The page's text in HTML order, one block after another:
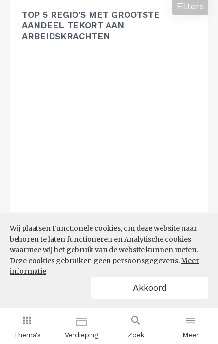
Thema's Verdieping Zoek Meer
Wij plaatsen Functionele cookies, om deze website naar
behoren te laten functioneren en Analytische cookies
waarmee wij het gebruik van de website kunnen meten.
Deze cookies gebruiken geen persoonsgegevens.Meer
informatie
Akkoord
TOP 5 REGIO'S MET GROOTSTE
AANDEEL TEKORT AAN
ARBEIDSKRACHTEN
Filters
TOP 10 REGIO'S MET KLEINSTE
AANDEEL TEKORT AAN
ARBEIDSKRACHTEN
Filters